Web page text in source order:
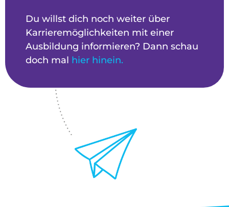
Du willst dich noch weiter über
Karrieremöglichkeiten mit einer
Ausbildung informieren? Dann schau
doch mal hier hinein.